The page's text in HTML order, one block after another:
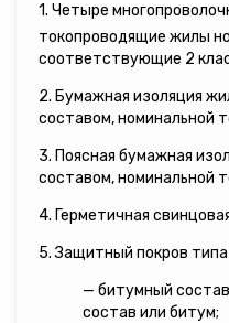
1. Четыре
токопроводящие жилы
соответствующие 2
2. Бумажная изоляция
составом, номинальной
3. Поясная бумажная
составом, номинальной
4. Герметичная
5. Защитный покров
— битумный
состав или битум;